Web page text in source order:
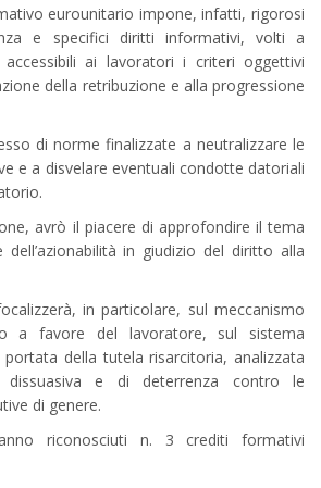
eurounitario impone, infatti, rigorosi
e specifici diritti informativi, volti a
accessibili ai lavoratori i criteri oggettivi
della retribuzione e alla progressione
di norme finalizzate a neutralizzare le
e a disvelare eventuali condotte datoriali
avrò il piacere di approfondire il tema
in giudizio del diritto alla
in particolare, sul meccanismo
a favore del lavoratore, sul sistema
della tutela risarcitoria, analizzata
dissuasiva e di deterrenza contro le
di genere.
riconosciuti n. 3 crediti formativi